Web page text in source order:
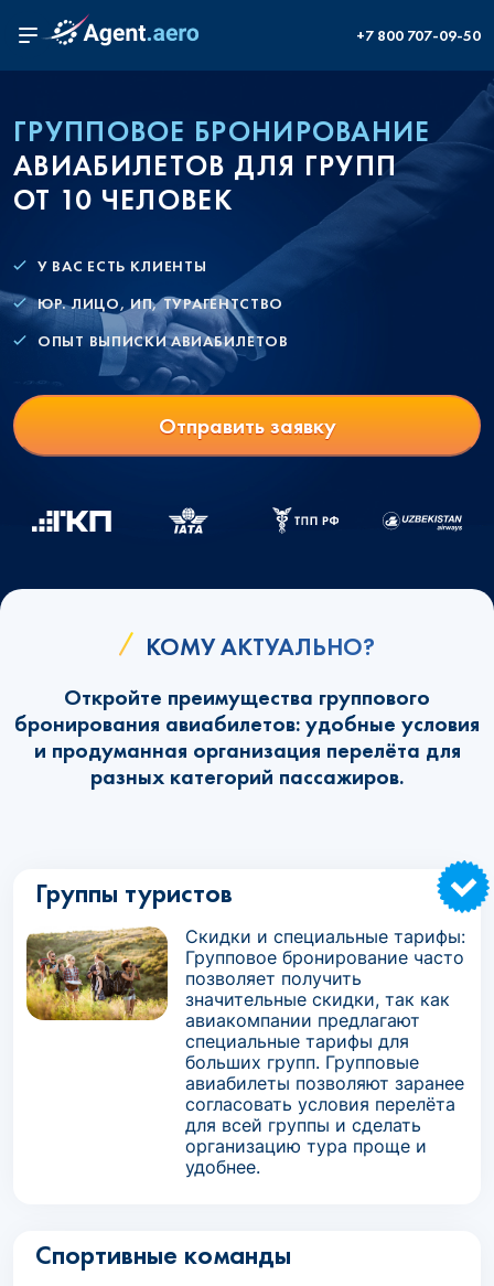
+7 800 707-09-50
ГРУППОВОЕ БРОНИРОВАНИЕ
АВИАБИЛЕТОВ ДЛЯ ГРУПП
ОТ 10 ЧЕЛОВЕК
У ВАС ЕСТЬ КЛИЕНТЫ
ЮР. ЛИЦО, ИП, ТУРАГЕНТСТВО
ОПЫТ ВЫПИСКИ АВИАБИЛЕТОВ
Отправить заявку
КОМУ АКТУАЛЬНО?
Откройте преимущества группового
бронирования авиабилетов: удобные условия
и продуманная организация перелёта для
разных категорий пассажиров.
Группы туристов
Скидки и специальные тарифы:
Групповое бронирование часто
позволяет получить
значительные скидки, так как
авиакомпании предлагают
специальные тарифы для
больших групп. Групповые
авиабилеты позволяют заранее
согласовать условия перелёта
для всей группы и сделать
организацию тура проще и
удобнее.
Спортивные команды